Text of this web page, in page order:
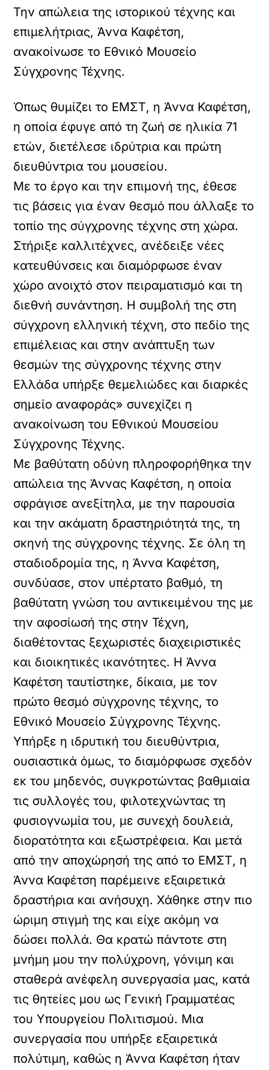
Την απώλεια της ιστορικού τέχνης και
επιμελήτριας, Άννα Καφέτση,
ανακοίνωσε το Εθνικό Μουσείο
Σύγχρονης Τέχνης.
Όπως θυμίζει το ΕΜΣΤ, η Άννα Καφέτση,
η οποία έφυγε από τη ζωή σε ηλικία 71
ετών, διετέλεσε ιδρύτρια και πρώτη
διευθύντρια του μουσείου.
Με το έργο και την επιμονή της, έθεσε
τις βάσεις για έναν θεσμό που άλλαξε το
τοπίο της σύγχρονης τέχνης στη χώρα.
Στήριξε καλλιτέχνες, ανέδειξε νέες
κατευθύνσεις και διαμόρφωσε έναν
χώρο ανοιχτό στον πειραματισμό και τη
διεθνή συνάντηση. Η συμβολή της στη
σύγχρονη ελληνική τέχνη, στο πεδίο της
επιμέλειας και στην ανάπτυξη των
θεσμών της σύγχρονης τέχνης στην
Ελλάδα υπήρξε θεμελιώδες και διαρκές
σημείο αναφοράς» συνεχίζει η
ανακοίνωση του Εθνικού Μουσείου
Σύγχρονης Τέχνης.
Με βαθύτατη οδύνη πληροφορήθηκα την
απώλεια της Άννας Καφέτση, η οποία
σφράγισε ανεξίτηλα, με την παρουσία
και την ακάματη δραστηριότητά της, τη
σκηνή της σύγχρονης τέχνης. Σε όλη τη
σταδιοδρομία της, η Άννα Καφέτση,
συνδύασε, στον υπέρτατο βαθμό, τη
βαθύτατη γνώση του αντικειμένου της με
την αφοσίωσή της στην Τέχνη,
διαθέτοντας ξεχωριστές διαχειριστικές
και διοικητικές ικανότητες. Η Άννα
Καφέτση ταυτίστηκε, δίκαια, με τον
πρώτο θεσμό σύγχρονης τέχνης, το
Εθνικό Μουσείο Σύγχρονης Τέχνης.
Υπήρξε η ιδρυτική του διευθύντρια,
ουσιαστικά όμως, το διαμόρφωσε σχεδόν
εκ του μηδενός, συγκροτώντας βαθμιαία
τις συλλογές του, φιλοτεχνώντας τη
φυσιογνωμία του, με συνεχή δουλειά,
διορατότητα και εξωστρέφεια. Και μετά
από την αποχώρησή της από το ΕΜΣΤ, η
Άννα Καφέτση παρέμεινε εξαιρετικά
δραστήρια και ανήσυχη. Χάθηκε στην πιο
ώριμη στιγμή της και είχε ακόμη να
δώσει πολλά. Θα κρατώ πάντοτε στη
μνήμη μου την πολύχρονη, γόνιμη και
σταθερά ανέφελη συνεργασία μας, κατά
τις θητείες μου ως Γενική Γραμματέας
του Υπουργείου Πολιτισμού. Μια
συνεργασία που υπήρξε εξαιρετικά
πολύτιμη, καθώς η Άννα Καφέτση ήταν